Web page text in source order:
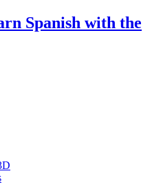
Spanish with the